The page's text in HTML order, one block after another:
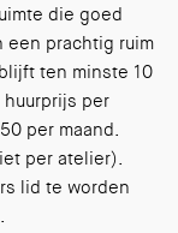
die goed
een prachtig ruim
ten minste 10
huurprijs per
per maand.
per atelier).
lid te worden